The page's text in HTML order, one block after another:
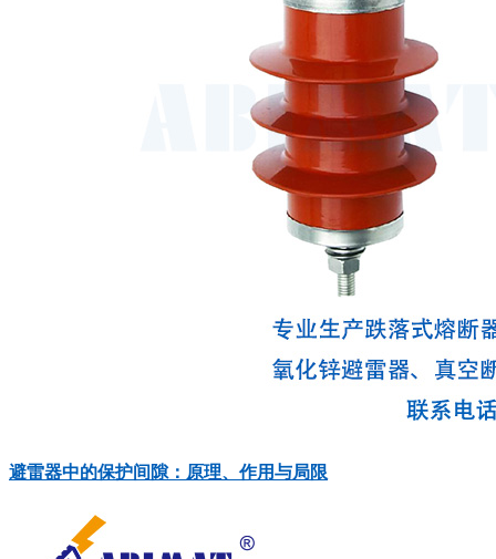
避雷器中的保护间隙：原理、作用与局限